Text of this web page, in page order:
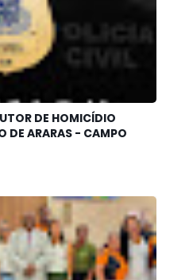
DE HOMICÍDIO
DE ARARAS - CAMPO